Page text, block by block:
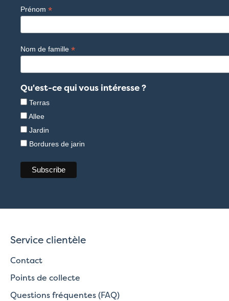
Prénom *
Nom de famille *
Qu'est-ce qui vous intéresse ?
Terras
Allee
Jardin
Bordures de jarin
Service clientèle
Contact
Points de collecte
Questions fréquentes (FAQ)